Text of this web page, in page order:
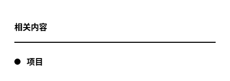
相关内容
项目